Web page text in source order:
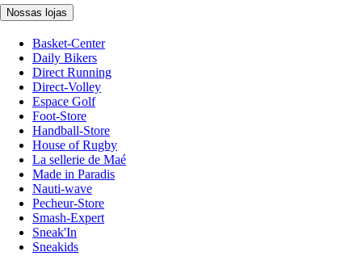
Nossas lojas
Basket-Center
Daily Bikers
Direct Running
Direct-Volley
Espace Golf
Foot-Store
Handball-Store
House of Rugby
La sellerie de Maé
Made in Paradis
Nauti-wave
Pecheur-Store
Smash-Expert
Sneak'In
Sneakids